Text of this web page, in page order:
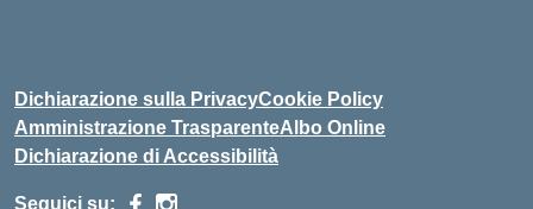
Dichiarazione sulla PrivacyCookie Policy
Amministrazione TrasparenteAlbo Online
Dichiarazione di Accessibilità
Seguici su: